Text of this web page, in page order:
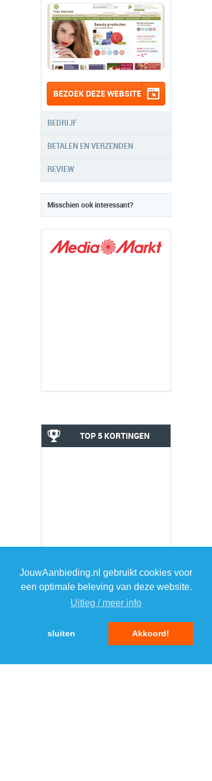
JouwAanbieding.nl gebruikt cookies voor
een optimale beleving van deze website.
Uitleg / meer info
sluiten Akkoord!
BEZOEK DEZE WEBSITE
BEDRIJF
BETALEN EN VERZENDEN
REVIEW
Misschien ook interessant?
TOP 5 KORTINGEN